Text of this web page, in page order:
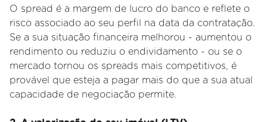
O spread é a margem de lucro do banco e reflete o
risco associado ao seu perfil na data da contratação.
Se a sua situação financeira melhorou - aumentou o
rendimento ou reduziu o endividamento - ou se o
mercado tornou os spreads mais competitivos, é
provável que esteja a pagar mais do que a sua atual
capacidade de negociação permite.